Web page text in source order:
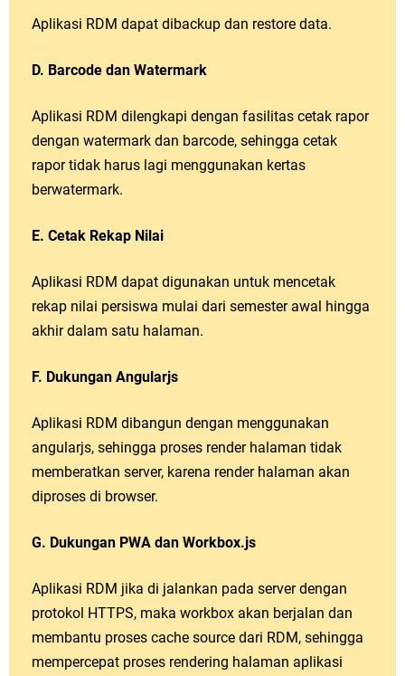
Aplikasi RDM dapat dibackup dan restore data.
D. Barcode dan Watermark
Aplikasi RDM dilengkapi dengan fasilitas cetak rapor
dengan watermark dan barcode, sehingga cetak
rapor tidak harus lagi menggunakan kertas
berwatermark.
E. Cetak Rekap Nilai
Aplikasi RDM dapat digunakan untuk mencetak
rekap nilai persiswa mulai dari semester awal hingga
akhir dalam satu halaman.
F. Dukungan Angularjs
Aplikasi RDM dibangun dengan menggunakan
angularjs, sehingga proses render halaman tidak
memberatkan server, karena render halaman akan
diproses di browser.
G. Dukungan PWA dan Workbox.js
Aplikasi RDM jika di jalankan pada server dengan
protokol HTTPS, maka workbox akan berjalan dan
membantu proses cache source dari RDM, sehingga
mempercepat proses rendering halaman aplikasi